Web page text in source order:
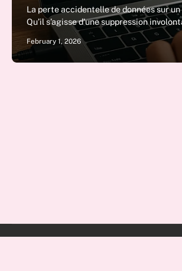
La perte accidentelle de données sur
Qu’il s’agisse d’une suppression
February 1, 2026